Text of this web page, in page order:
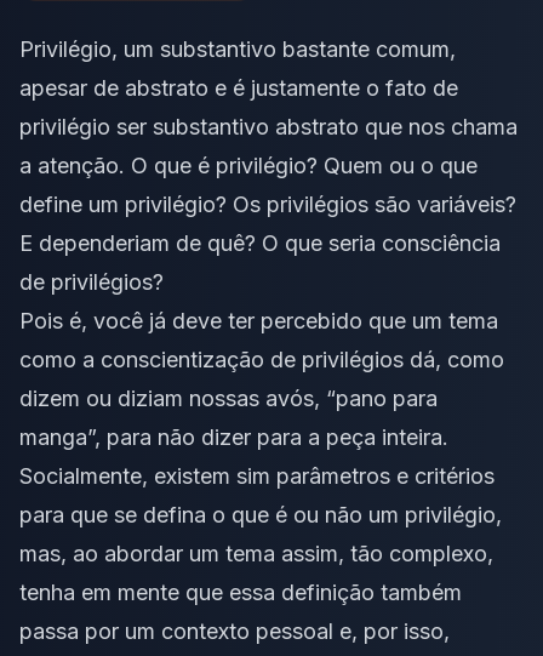
Privilégio, um substantivo bastante comum,
apesar de abstrato e é justamente o fato de
privilégio ser substantivo abstrato que nos chama
a atenção. O que é privilégio? Quem ou o que
define um privilégio? Os privilégios são variáveis?
E dependeriam de quê? O que seria consciência
de privilégios?
Pois é, você já deve ter percebido que um tema
como a conscientização de privilégios dá, como
dizem ou diziam nossas avós, “pano para
manga”, para não dizer para a peça inteira.
Socialmente, existem sim parâmetros e critérios
para que se defina o que é ou não um privilégio,
mas, ao abordar um tema assim, tão complexo,
tenha em mente que essa definição também
passa por um contexto pessoal e, por isso,